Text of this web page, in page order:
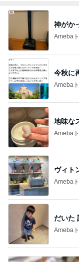
神がか
Ameba
今秋に
Ameba
地味な
Ameba
ヴィト
Ameba
だいた
Ameba